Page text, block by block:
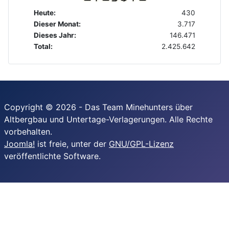
Heute:
430
Dieser Monat:
3.717
Dieses Jahr:
146.471
Total:
2.425.642
Copyright © 2026 - Das Team Minehunters über
Altbergbau und Untertage-Verlagerungen. Alle Rechte
vorbehalten.
Joomla! ist freie, unter der GNU/GPL-Lizenz
veröffentlichte Software.